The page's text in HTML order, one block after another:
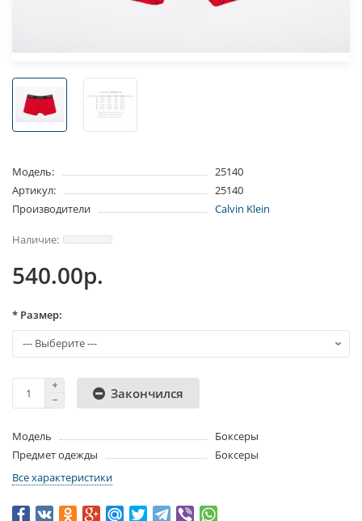
Модель:
25140
Артикул:
25140
Производители
Calvin Klein
540.00р.
* Размер:
Закончился
Модель
Боксеры
Предмет одежды
Боксеры
Все характеристики